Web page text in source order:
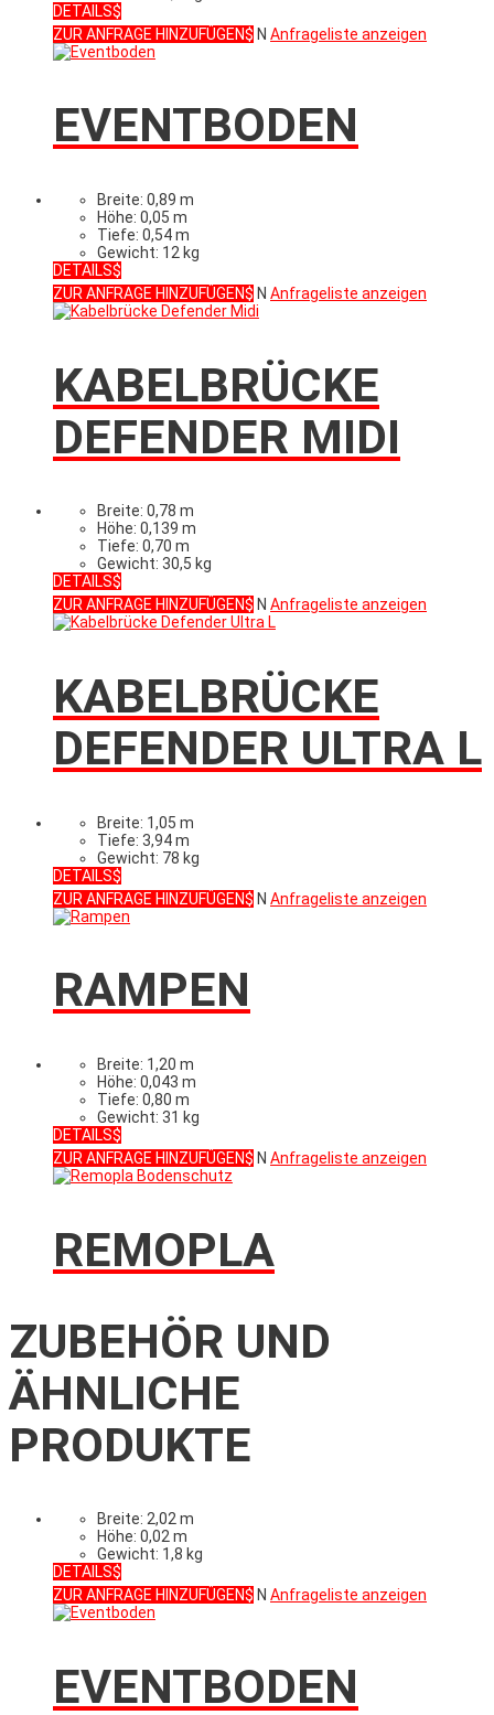
DETAILS
ZUR ANFRAGE HINZUFÜGEN
N Anfrageliste anzeigen
EVENTBODEN
Breite: 0,89 m
Höhe: 0,05 m
Tiefe: 0,54 m
Gewicht: 12 kg
DETAILS
ZUR ANFRAGE HINZUFÜGEN
N Anfrageliste anzeigen
KABELBRÜCKE
DEFENDER MIDI
Breite: 0,78 m
Höhe: 0,139 m
Tiefe: 0,70 m
Gewicht: 30,5 kg
DETAILS
ZUR ANFRAGE HINZUFÜGEN
N Anfrageliste anzeigen
KABELBRÜCKE
DEFENDER ULTRA L
Breite: 1,05 m
Tiefe: 3,94 m
Gewicht: 78 kg
DETAILS
ZUR ANFRAGE HINZUFÜGEN
N Anfrageliste anzeigen
RAMPEN
Breite: 1,20 m
Höhe: 0,043 m
Tiefe: 0,80 m
Gewicht: 31 kg
DETAILS
ZUR ANFRAGE HINZUFÜGEN
N Anfrageliste anzeigen
REMOPLA
ZUBEHÖR UND
ÄHNLICHE
PRODUKTE
Breite: 2,02 m
Höhe: 0,02 m
Gewicht: 1,8 kg
DETAILS
ZUR ANFRAGE HINZUFÜGEN
N Anfrageliste anzeigen
EVENTBODEN